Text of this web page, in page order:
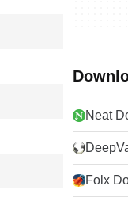
Neat
Folx